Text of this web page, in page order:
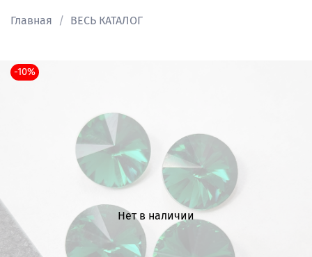
Главная ВЕСЬ КАТАЛОГ
Нет в наличии
-10%